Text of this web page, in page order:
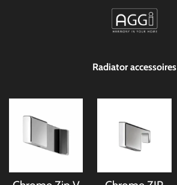
Radiator accessoires